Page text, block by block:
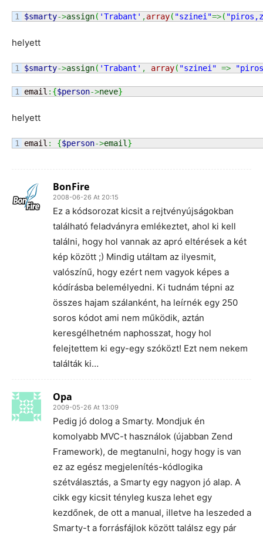
$smarty->assign( 'Trabant' ,array( "szinei"=>(
helyett
$smarty->assign( 'Trabant' , array( "szinei" =>
email : {$person->neve}
helyett
email : {$person->email }
BonFire
2008-06-26 At 20:15
Ez a kódsorozat kicsit a rejtvényújságokban
található feladványra emlékeztet, ahol ki kell
találni, hogy hol vannak az apró eltérések a két
kép között ;) Mindig utáltam az ilyesmit,
valószínű, hogy ezért nem vagyok képes a
kódírásba belemélyedni. Ki tudnám tépni az
összes hajam szálanként, ha leírnék egy 250
soros kódot ami nem működik, aztán
keresgélhetném naphosszat, hogy hol
felejtettem ki egy-egy szóközt! Ezt nem nekem
találták ki…
Opa
2009-05-26 At 13:09
Pedig jó dolog a Smarty. Mondjuk én
komolyabb MVC-t használok (újabban Zend
Framework), de megtanulni, hogy hogy is van
ez az egész megjelenítés-kódlogika
szétválasztás, a Smarty egy nagyon jó alap. A
cikk egy kicsit tényleg kusza lehet egy
kezdőnek, de ott a manual, illetve ha leszeded a
Smarty-t a forrásfájlok között találsz egy pár